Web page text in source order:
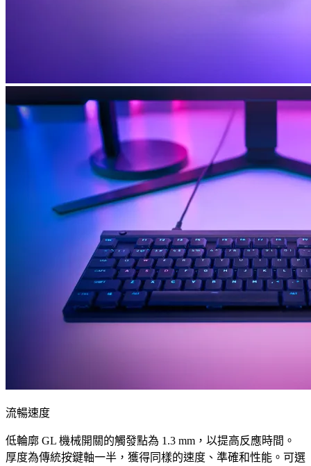
流暢速度
低輪廓 GL 機械開關的觸發點為 1.3 mm，以提高反應時間。
厚度為傳統按鍵軸一半，獲得同樣的速度、準確和性能。可選